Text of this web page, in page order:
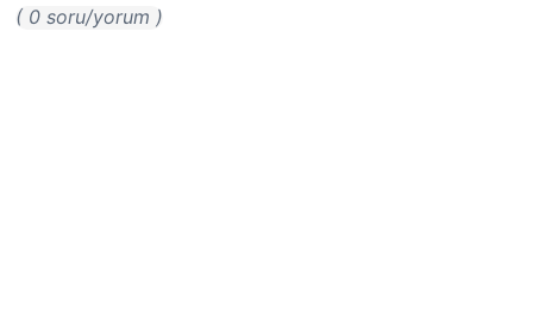
( 0 soru/yorum )